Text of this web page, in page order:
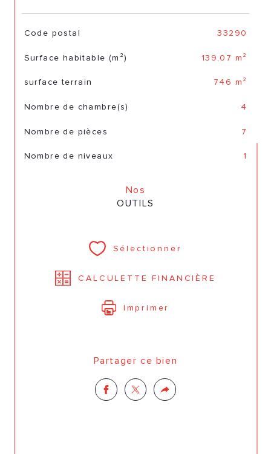
TRAD_SIROCCO_Caracteristique
Code postal 33290
Surface habitable (m²) 139,07 m²
surface terrain 746 m²
Nombre de chambre(s) 4
Nombre de pièces 7
Nombre de niveaux 1
Nos
OUTILS
Sélectionner
CALCULETTE FINANCIÈRE
Imprimer
Partager ce bien